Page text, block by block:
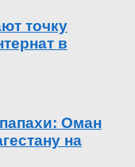
точку
в
Оман
на